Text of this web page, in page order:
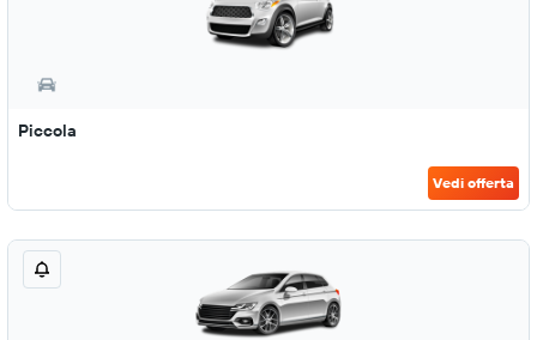
Piccola
Vedi offerta